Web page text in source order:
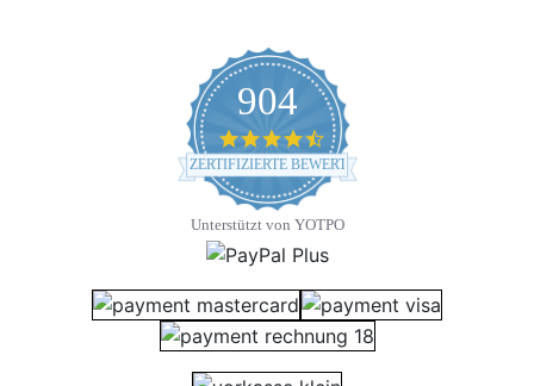
904
4.7 star rating
ZERTIFIZIERTE BEWERTUNGEN
Unterstützt von YOTPO